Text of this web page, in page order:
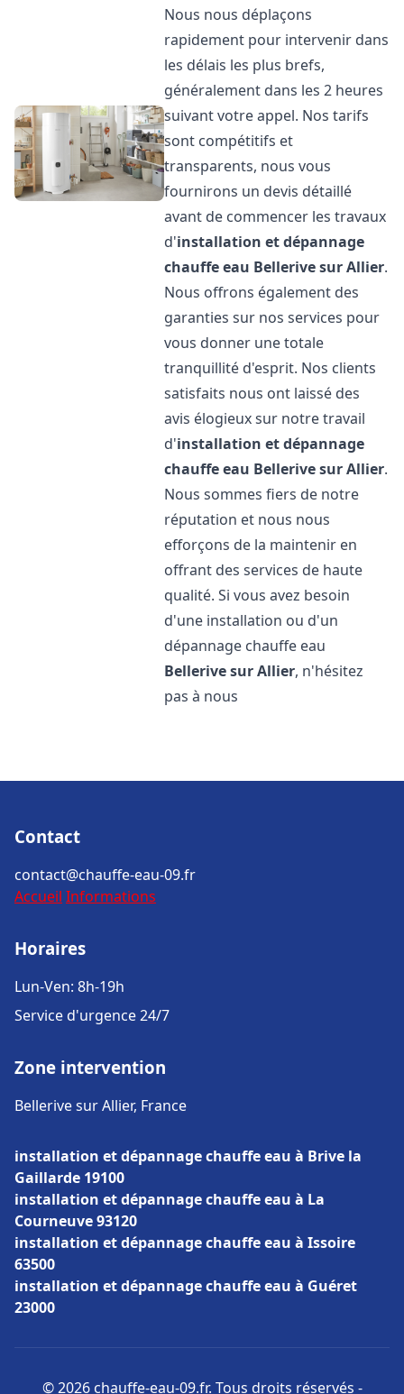
Nous nous déplaçons
rapidement pour intervenir dans
les délais les plus brefs,
généralement dans les 2 heures
suivant votre appel. Nos tarifs
sont compétitifs et
transparents, nous vous
fournirons un devis détaillé
avant de commencer les travaux
d'installation et dépannage
chauffe eau Bellerive sur Allier.
Nous offrons également des
garanties sur nos services pour
vous donner une totale
tranquillité d'esprit. Nos clients
satisfaits nous ont laissé des
avis élogieux sur notre travail
d'installation et dépannage
chauffe eau Bellerive sur Allier.
Nous sommes fiers de notre
réputation et nous nous
efforçons de la maintenir en
offrant des services de haute
qualité. Si vous avez besoin
d'une installation ou d'un
dépannage chauffe eau
Bellerive sur Allier, n'hésitez
pas à nous
Contact
contact@chauffe-eau-09.fr
Accueil Informations
Horaires
Lun-Ven: 8h-19h
Service d'urgence 24/7
Zone intervention
Bellerive sur Allier, France
installation et dépannage chauffe eau à Brive la
Gaillarde 19100
installation et dépannage chauffe eau à La
Courneuve 93120
installation et dépannage chauffe eau à Issoire
63500
installation et dépannage chauffe eau à Guéret
23000
© 2026 chauffe-eau-09.fr. Tous droits réservés -